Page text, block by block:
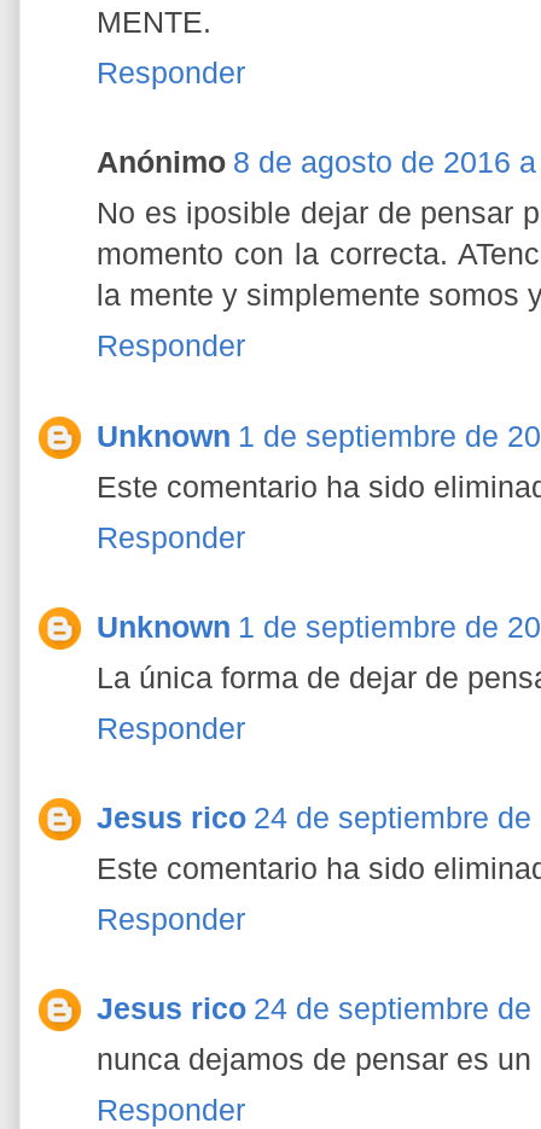
MENTE.
Responder
Anónimo 8 de agosto de 2016
No es iposible dejar de pensar
momento con la correcta.
la mente y simplemente somos
Responder
Unknown 1 de septiembre de
Este comentario ha sido
Responder
Unknown 1 de septiembre de
La única forma de dejar de
Responder
Jesus rico 24 de septiembre
Este comentario ha sido
Responder
Jesus rico 24 de septiembre
nunca dejamos de pensar es un
Responder